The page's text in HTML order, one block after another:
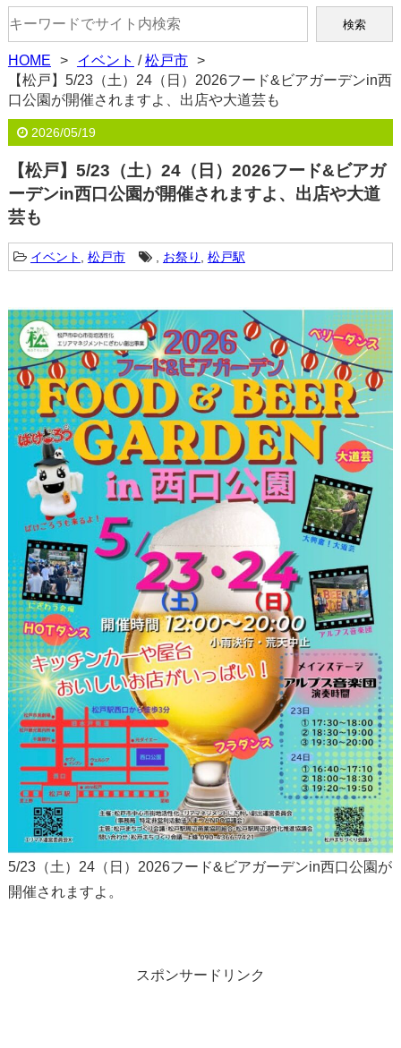
HOME イベント /松戸市
【松戸】5/23（土）24（日）2026フード&ビアガーデンin西
口公園が開催されますよ、出店や大道芸も
2026/05/19
【松戸】5/23（土）24（日）2026フード&ビアガ
ーデンin西口公園が開催されますよ、出店や大道
芸も
イベント 松戸市 , お祭り 松戸駅
5/23（土）24（日）2026フード&ビアガーデンin西口公園が
開催されますよ。
スポンサードリンク